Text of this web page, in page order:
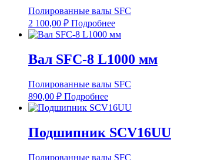
Полированные валы SFC
2 100,00 ₽ Подробнее
Вал SFC-8 L1000 мм
Полированные валы SFC
890,00 ₽ Подробнее
Подшипник SCV16UU
Полированные валы SFC